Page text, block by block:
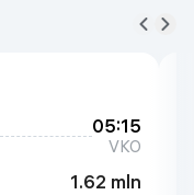
05:15
VKO
1.62 mln